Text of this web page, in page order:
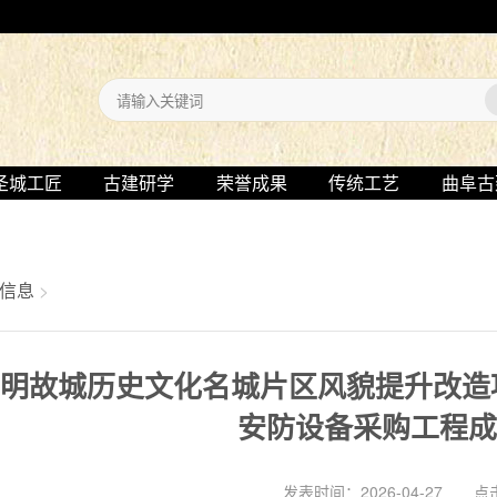
城工匠 古建研学 荣誉成果 传统工艺 曲阜
息 >
故城历史文化名城片区风貌提升改
安防设备采购工程
发表时间：2026-04-27 点